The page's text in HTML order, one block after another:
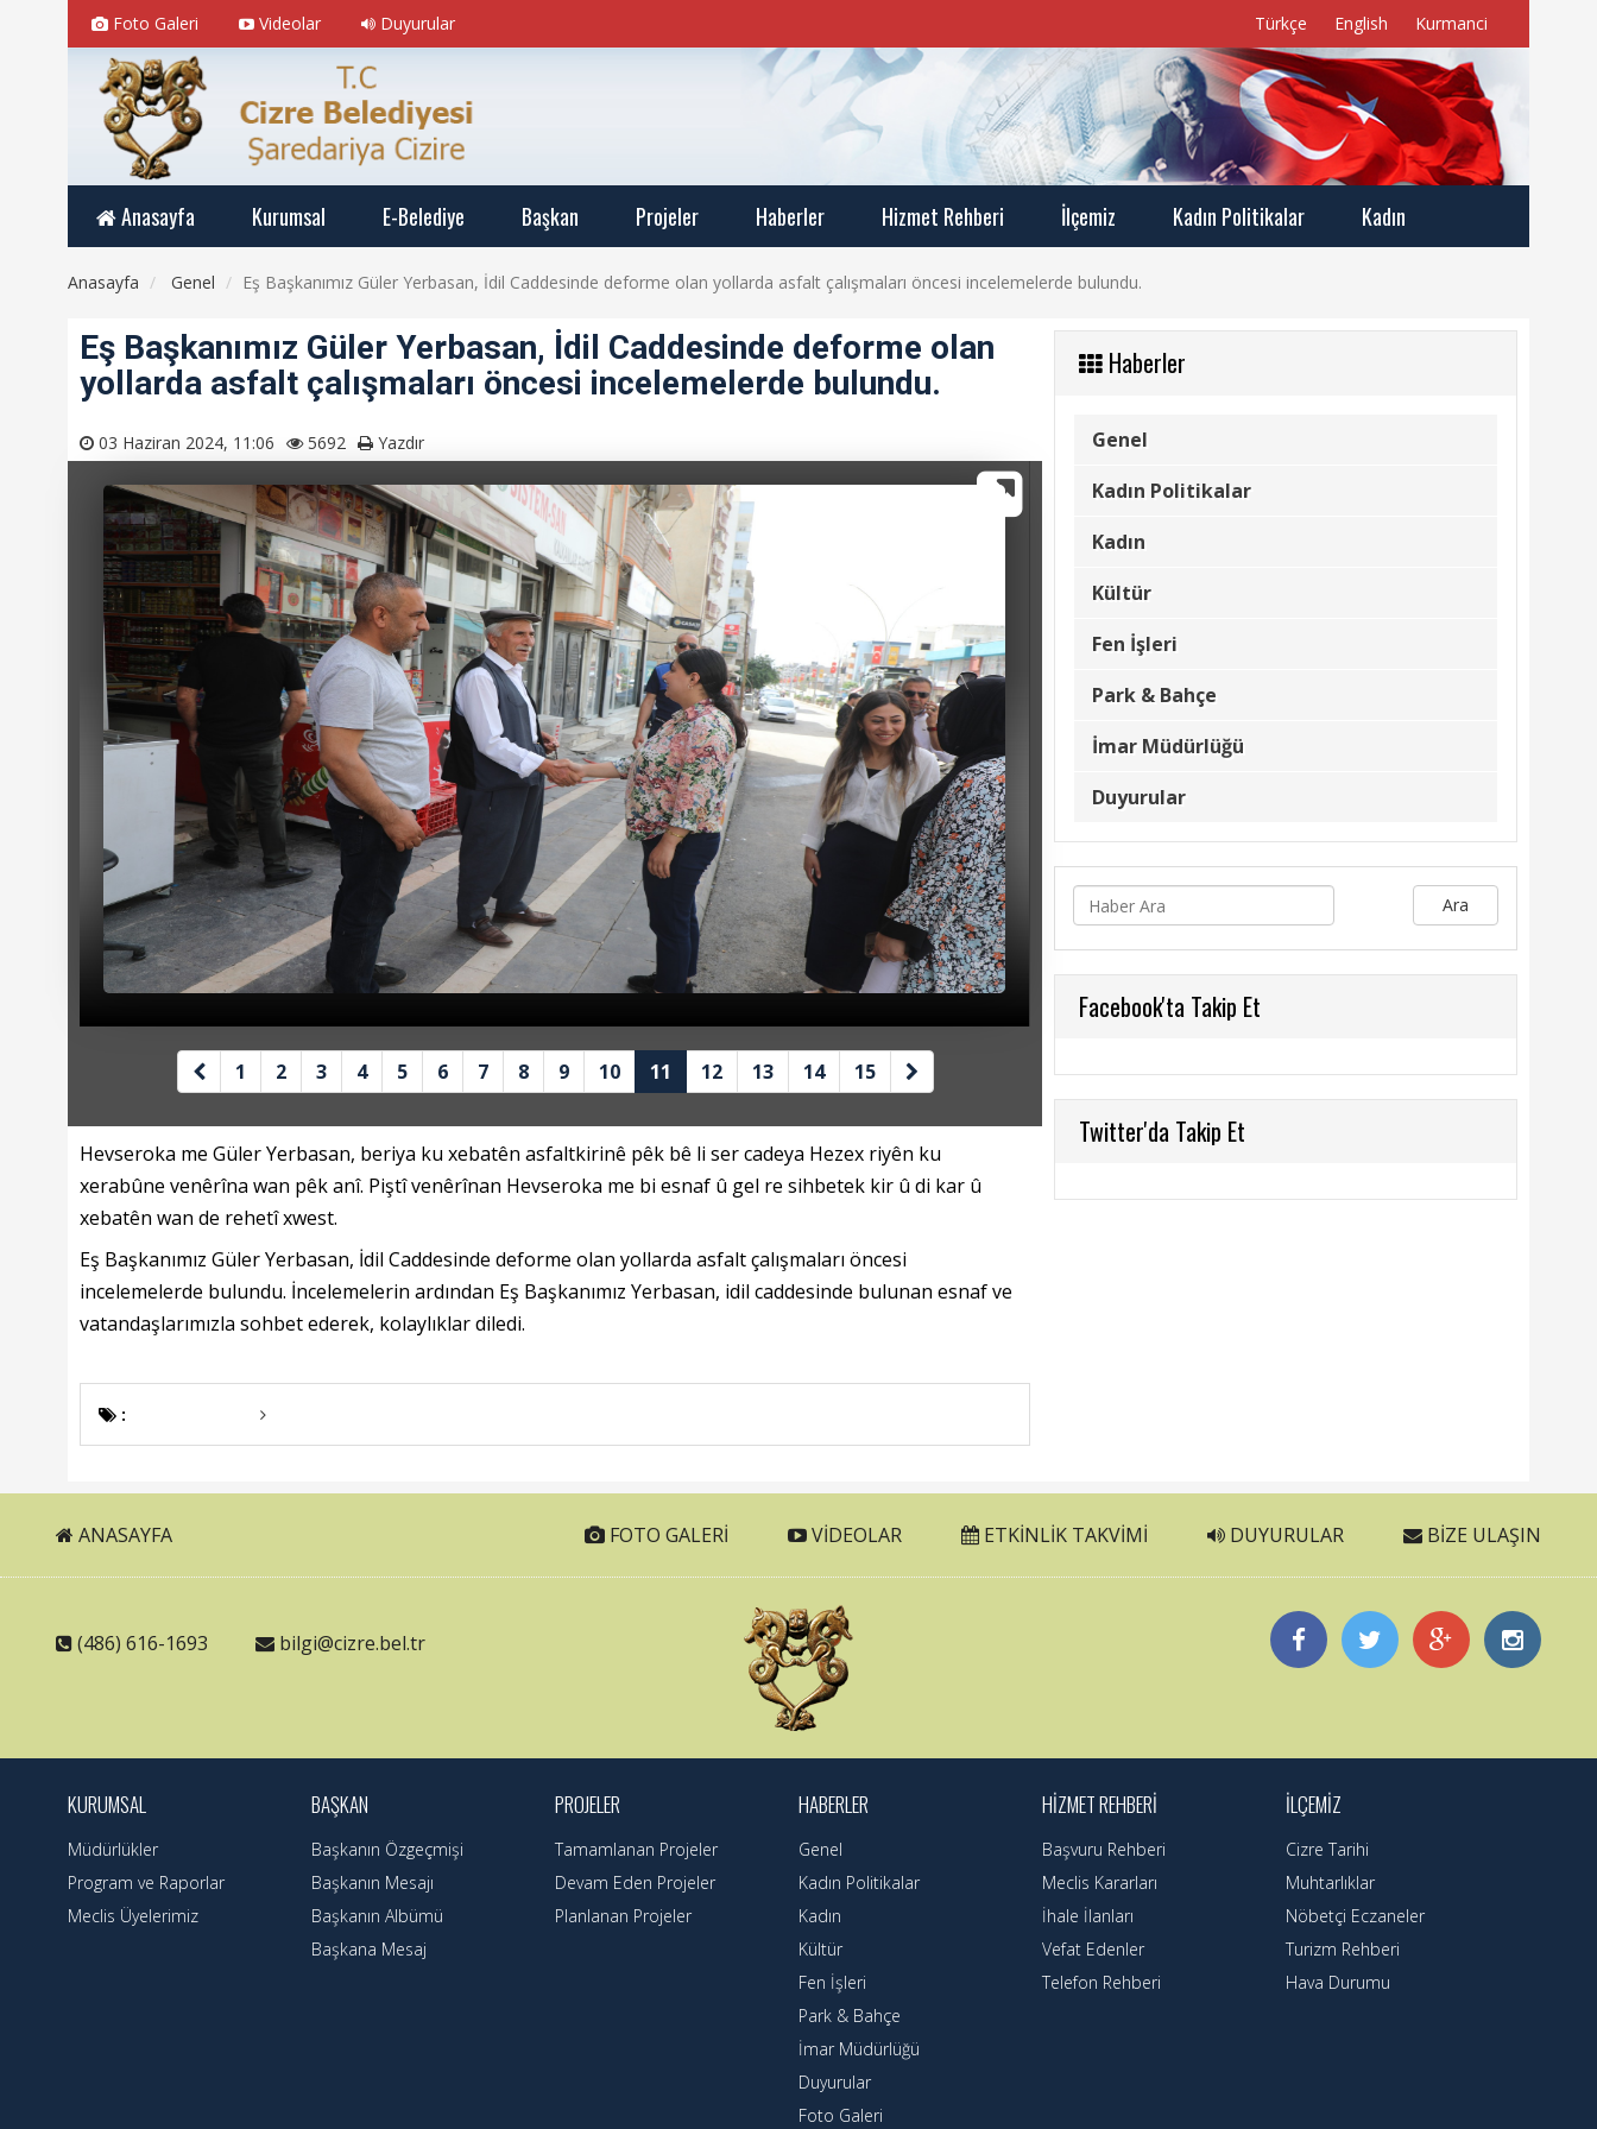
Foto Galeri Videolar Duyurular Türkçe English Kurmanci
Anasayfa Kurumsal E-Belediye Başkan Projeler Haberler Hizmet Rehberi İlçemiz Kadın Politikalar Kadın
Anasayfa Genel Eş Başkanımız Güler Yerbasan, İdil Caddesinde deforme olan yollarda asfalt çalışmaları öncesi incelemelerde bulundu.
Eş Başkanımız Güler Yerbasan, İdil Caddesinde deforme olan
yollarda asfalt çalışmaları öncesi incelemelerde bulundu.
03 Haziran 2024, 11:06 5692 Yazdır
1 2 3 4 5 6 7 8 9 10 11 12 13 14 15
Hevseroka me Güler Yerbasan, beriya ku xebatên asfaltkirinê pêk bê li ser cadeya Hezex riyên ku
xerabûne venêrîna wan pêk anî. Piştî venêrînan Hevseroka me bi esnaf û gel re sihbetek kir û di kar û
xebatên wan de rehetî xwest.
Eş Başkanımız Güler Yerbasan, İdil Caddesinde deforme olan yollarda asfalt çalışmaları öncesi
incelemelerde bulundu. İncelemelerin ardından Eş Başkanımız Yerbasan, idil caddesinde bulunan esnaf ve
vatandaşlarımızla sohbet ederek, kolaylıklar diledi.
:
Haberler
Genel
Kadın Politikalar
Kadın
Kültür
Fen İşleri
Park & Bahçe
İmar Müdürlüğü
Duyurular
Ara
Facebook'ta Takip Et
Twitter'da Takip Et
ANASAYFA BIZE ULAŞIN
DUYURULAR
ETKINLIK TAKVIMI
VIDEOLAR
FOTO GALERI
(486) 616-1693 bilgi@cizre.bel.tr
KURUMSAL
Müdürlükler
Program ve Raporlar
Meclis Üyelerimiz
BAŞKAN
Başkanın Özgeçmişi
Başkanın Mesajı
Başkanın Albümü
Başkana Mesaj
PROJELER
Tamamlanan Projeler
Devam Eden Projeler
Planlanan Projeler
HABERLER
Genel
Kadın Politikalar
Kadın
Kültür
Fen İşleri
Park & Bahçe
İmar Müdürlüğü
Duyurular
Foto Galeri
HIZMET REHBERI
Başvuru Rehberi
Meclis Kararları
İhale İlanları
Vefat Edenler
Telefon Rehberi
İLÇEMIZ
Cizre Tarihi
Muhtarlıklar
Nöbetçi Eczaneler
Turizm Rehberi
Hava Durumu